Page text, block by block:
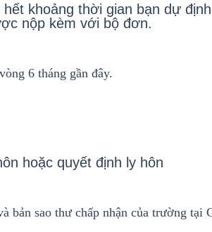
hết khoảng thời gian bạn dự
nộp kèm với bộ đơn.
6 tháng gần đây.
hoặc quyết định ly hôn
bản sao thư chấp nhận của trường tại